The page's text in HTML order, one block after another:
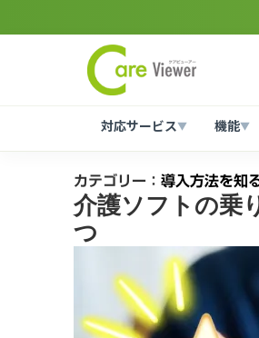
対応サービス▼ 機能▼
カテゴリー：導入方法を知
介護ソフトの乗
つ